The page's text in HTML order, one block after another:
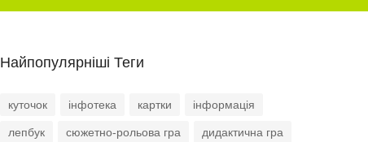
Найпопулярніші Теги
куточок інфотека картки інформація
лепбук сюжетно-рольова гра дидактична гра